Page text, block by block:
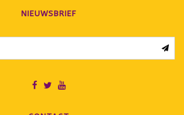
NIEUWSBRIEF